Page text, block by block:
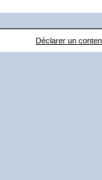
Déclarer un